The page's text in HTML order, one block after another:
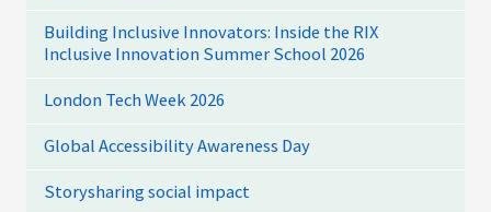
Building Inclusive Innovators: Inside the RIX
Inclusive Innovation Summer School 2026
London Tech Week 2026
Global Accessibility Awareness Day
Storysharing social impact